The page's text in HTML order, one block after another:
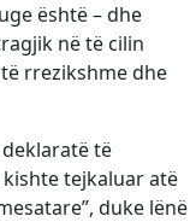
është – dhe
në të cilin
rrezikshme dhe
të
tejkaluar atë
duke lënë